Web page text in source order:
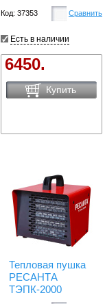
Код: 37353 Сравнить
Есть в наличии
6450.
Купить
Тепловая пушка
РЕСАНТА
ТЭПК-2000